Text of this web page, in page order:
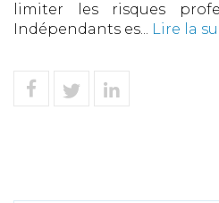
limiter les risques
Indépendants es... Lire la